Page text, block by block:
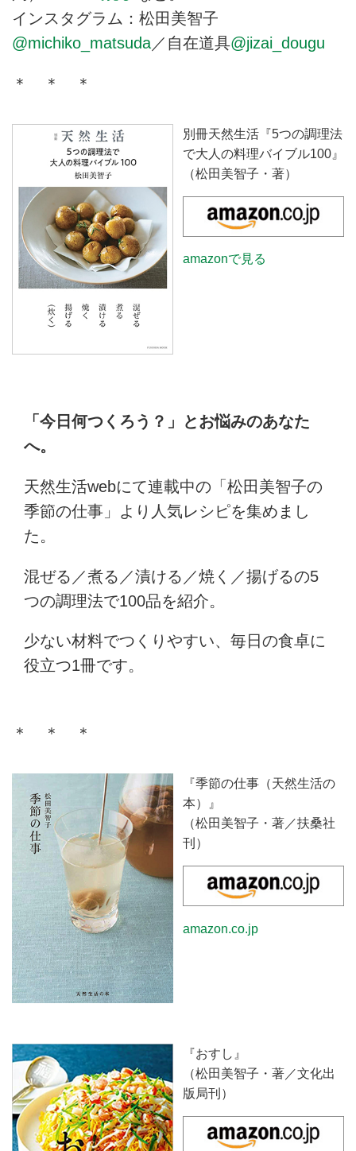
インスタグラム：松田美智子
@michiko_matsuda／自在道具@jizai_dougu
＊ ＊ ＊
別冊天然生活『5つの調理法
で大人の料理バイブル100』
（松田美智子・著）
amazonで見る
「今日何つくろう？」とお悩みのあなた
へ。
天然生活webにて連載中の「松田美智子の
季節の仕事」より人気レシピを集めまし
た。
混ぜる／煮る／漬ける／焼く／揚げるの5
つの調理法で100品を紹介。
少ない材料でつくりやすい、毎日の食卓に
役立つ1冊です。
＊ ＊ ＊
『季節の仕事（天然生活の
本）』
（松田美智子・著／扶桑社
刊）
amazon.co.jp
『おすし』
（松田美智子・著／文化出
版局刊）